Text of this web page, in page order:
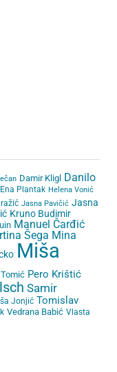
Damir Kligl Danilo
Ena Plantak Helena Vonić
Jasna Pavičić Jasna
Kruno Budimir
Manuel Čarđić
Šega Mina
Miša
Pero Krištić
Samir
Jonjić Tomislav
Vedrana Babić Vlasta